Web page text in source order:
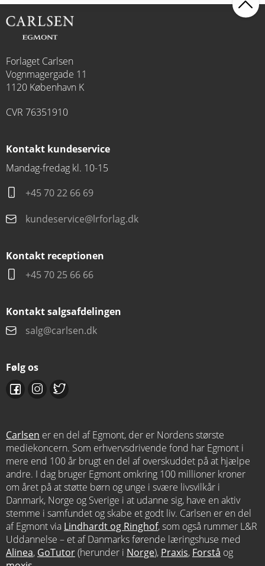
Forlaget Carlsen
Vognmagergade 11
1120 København K
CVR 76351910
Kontakt kundeservice
Mandag-fredag kl. 10-15
+45 70 22 66 69
kundeservice@lrforlag.dk
Kontakt receptionen
+45 70 25 66 66
Kontakt salgsafdelingen
salg@carlsen.dk
Følg os
Carlsen er en del af Egmont, der er Nordens største
mediekoncern. Som erhvervsdrivende fond har Egmont i
mere end 100 år brugt en del af overskuddet på at hjælpe
andre. I dag bruger Egmont omkring 100 millioner kroner
om året på at støtte børn og unge i svære livsvilkår i
Danmark, Norge og Sverige i at udanne sig, have en aktiv
stemme i samfundet og skabe et godt liv. Carlsen er en del
af Egmont via Lindhardt og Ringhof, som også rummer L&R
Uddannelse – et af Danmarks førende læringshuse med
Alinea, GoTutor(herunder i Norge), Praxis, Forstå og